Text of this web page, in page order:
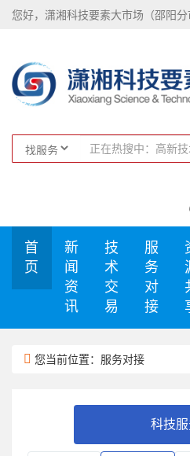
您好，潇湘科技要素大市场（邵阳分
首
页
新
闻
资
讯
技
术
交
易
服
务
对
接
您当前位置：服务对接
科技